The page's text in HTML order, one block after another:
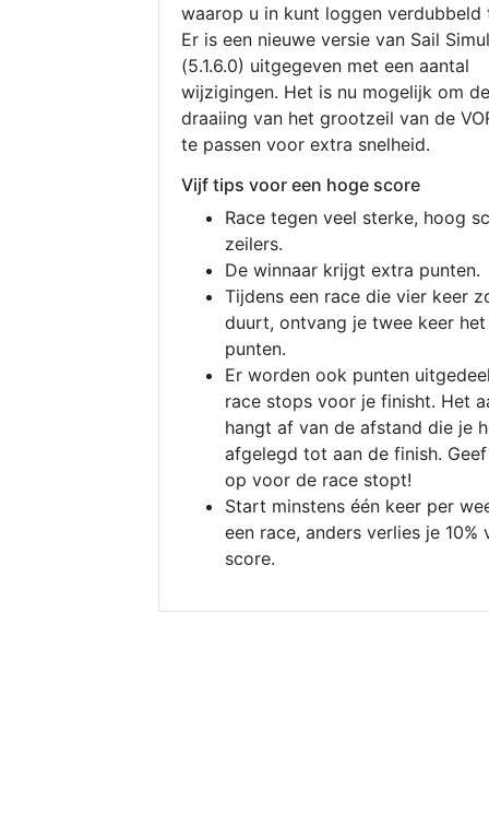
waarop u in kunt loggen verdubbeld
Er is een nieuwe versie van Sail
(5.1.6.0) uitgegeven met een aantal
wijzigingen. Het is nu mogelijk om de
draaiing van het grootzeil van de
te passen voor extra snelheid.
Vijf tips voor een hoge score
Race tegen veel sterke, hoog
zeilers.
De winnaar krijgt extra punten.
Tijdens een race die vier keer
duurt, ontvang je twee keer
punten.
Er worden ook punten
race stops voor je finisht. Het
hangt af van de afstand die je
afgelegd tot aan de finish.
op voor de race stopt!
Start minstens één keer per
een race, anders verlies je 10%
score.